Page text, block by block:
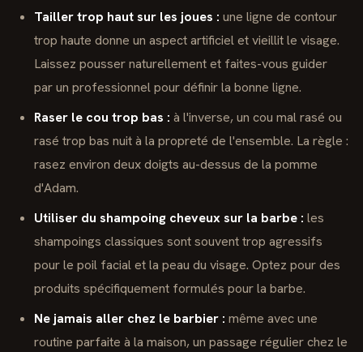
Tailler trop haut sur les joues : une ligne de contour
trop haute donne un aspect artificiel et vieillit le visage.
Laissez pousser naturellement et faites-vous guider
par un professionnel pour définir la bonne ligne.
Raser le cou trop bas : à l'inverse, un cou mal rasé ou
rasé trop bas nuit à la propreté de l'ensemble. La règle :
rasez environ deux doigts au-dessus de la pomme
d'Adam.
Utiliser du shampoing cheveux sur la barbe : les
shampoings classiques sont souvent trop agressifs
pour le poil facial et la peau du visage. Optez pour des
produits spécifiquement formulés pour la barbe.
Ne jamais aller chez le barbier : même avec une
routine parfaite à la maison, un passage régulier chez le